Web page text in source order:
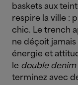
baskets aux
respire la ville :
chic. Le trench
ne déçoit jamais
énergie et
le double denim
terminez avec